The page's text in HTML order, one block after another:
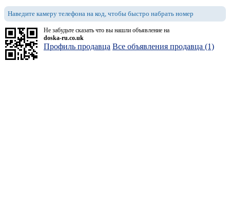
Наведите камеру телефона на код, чтобы быстро набрать номер
Не забудьте сказать что вы нашли объявление на
doska-ru.co.uk
Профиль продавца Все объявления продавца (1)